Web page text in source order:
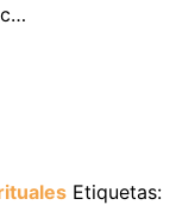
Etiquetas: